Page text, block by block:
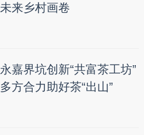
未来乡村画卷
永嘉界坑创新“共富茶工坊”
多方合力助好茶“出山”